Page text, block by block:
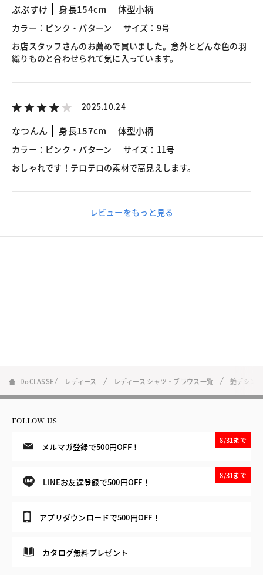
ぶぶすけ 身長154cm 体型小柄
カラー：ピンク・パターン
サイズ：9号
お店スタッフさんのお薦めで買いました。意外とどんな色の羽
織りものと合わせられて気に入っています。
2025.10.24
なつんん 身長157cm 体型小柄
カラー：ピンク・パターン
サイズ：11号
おしゃれです！テロテロの素材で高見えします。
レビューをもっと見る
DoCLASSE レディース レディース シャツ・ブラウス一覧 艶デシン
FOLLOW US
メルマガ登録で500円OFF！
8/31まで
LINEお友達登録で500円OFF！
8/31まで
アプリダウンロードで500円OFF！
カタログ無料プレゼント